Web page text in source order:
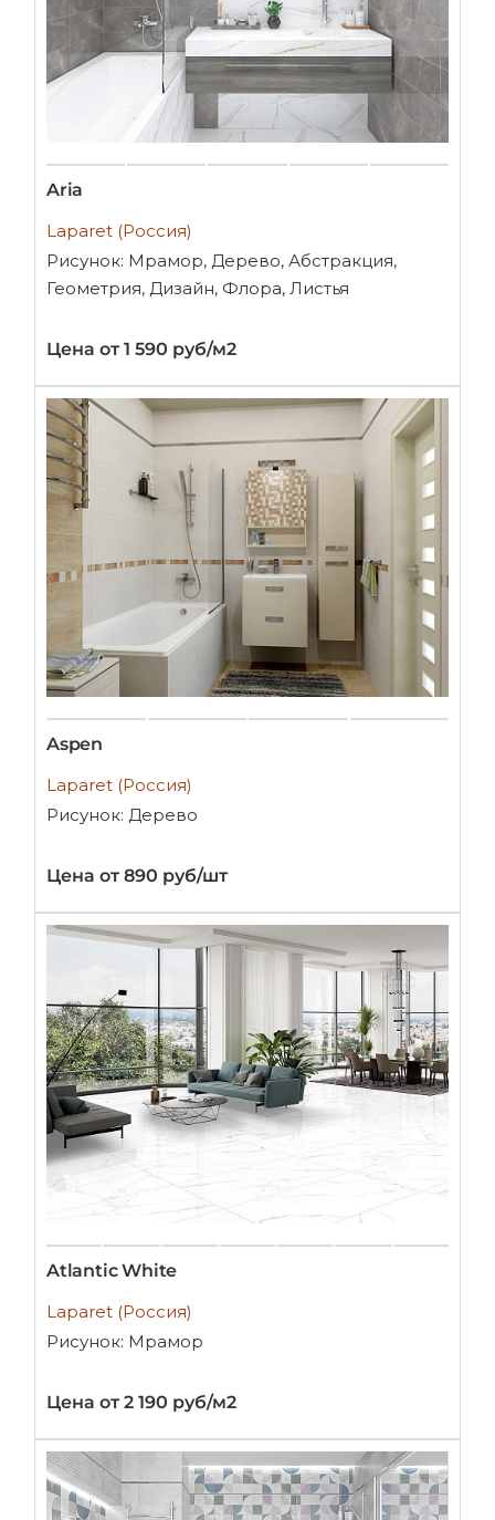
Aria
Laparet (Россия)
Рисунок: Мрамор, Дерево, Абстракция,
Геометрия, Дизайн, Флора, Листья
Цена от 1 590 руб/м2
Aspen
Laparet (Россия)
Рисунок: Дерево
Цена от 890 руб/шт
Atlantic White
Laparet (Россия)
Рисунок: Мрамор
Цена от 2 190 руб/м2